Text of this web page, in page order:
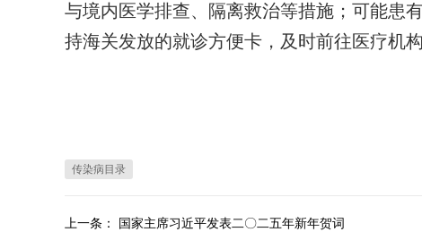
与境内医学排查、隔离救治等措施；可能患
持海关发放的就诊方便卡，及时前往医疗机
传染病目录
上一条： 国家主席习近平发表二〇二五年新年贺词